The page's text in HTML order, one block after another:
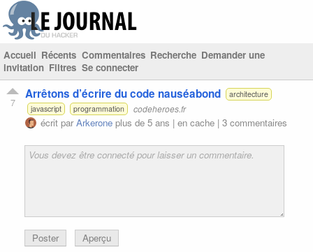
Accueil Récents Commentaires Recherche Demander une
invitation Filtres Se connecter
7
Arrêtons d’écrire du code nauséabond
architecture
javascript
programmation codeheroes.fr
écrit parArkerone plus de 5 ans | en cache | 3 commentaires
Poster Aperçu